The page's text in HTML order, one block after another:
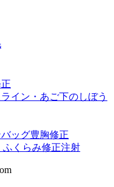
イン・あご下のしぼう
ッグ豊胸修正
くらみ修正注射